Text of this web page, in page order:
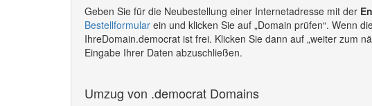
Geben Sie für die Neubestellung einer Internetadresse mit der
Bestellformular ein und klicken Sie auf „Domain prüfen“. Wenn
IhreDomain.democrat ist frei. Klicken Sie dann auf „weiter zum
Eingabe Ihrer Daten abzuschließen.
Umzug von .democrat Domains